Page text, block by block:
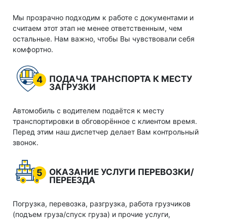
Мы прозрачно подходим к работе с документами и
считаем этот этап не менее ответственным, чем
остальные. Нам важно, чтобы Вы чувствовали себя
комфортно.
4
ПОДАЧА ТРАНСПОРТА К МЕСТУ
ЗАГРУЗКИ
Автомобиль с водителем подаётся к месту
транспортировки в обговорённое с клиентом время.
Перед этим наш диспетчер делает Вам контрольный
звонок.
5
ОКАЗАНИЕ УСЛУГИ ПЕРЕВОЗКИ/
ПЕРЕЕЗДА
Погрузка, перевозка, разгрузка, работа грузчиков
(подъем груза/спуск груза) и прочие услуги,